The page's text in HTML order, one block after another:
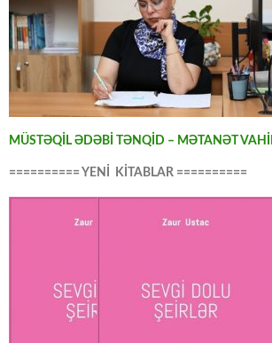
MÜSTƏQİL ƏDƏBİ TƏNQİD – MƏTANƏT
========== YENİ KİTABLAR ==========